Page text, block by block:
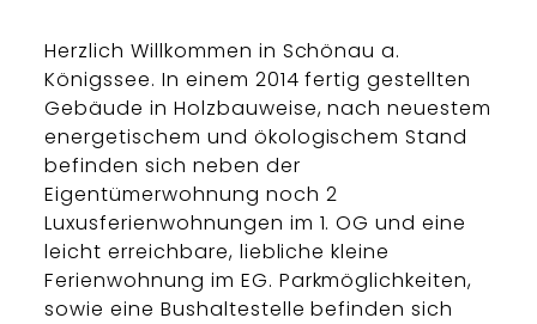
Herzlich Willkommen in Schönau a.
Königssee. In einem 2014 fertig gestellten
Gebäude in Holzbauweise, nach neuestem
energetischem und ökologischem Stand
befinden sich neben der
Eigentümerwohnung noch 2
Luxusferienwohnungen im 1. OG und eine
leicht erreichbare, liebliche kleine
Ferienwohnung im EG. Parkmöglichkeiten,
sowie eine Bushaltestelle befinden sich